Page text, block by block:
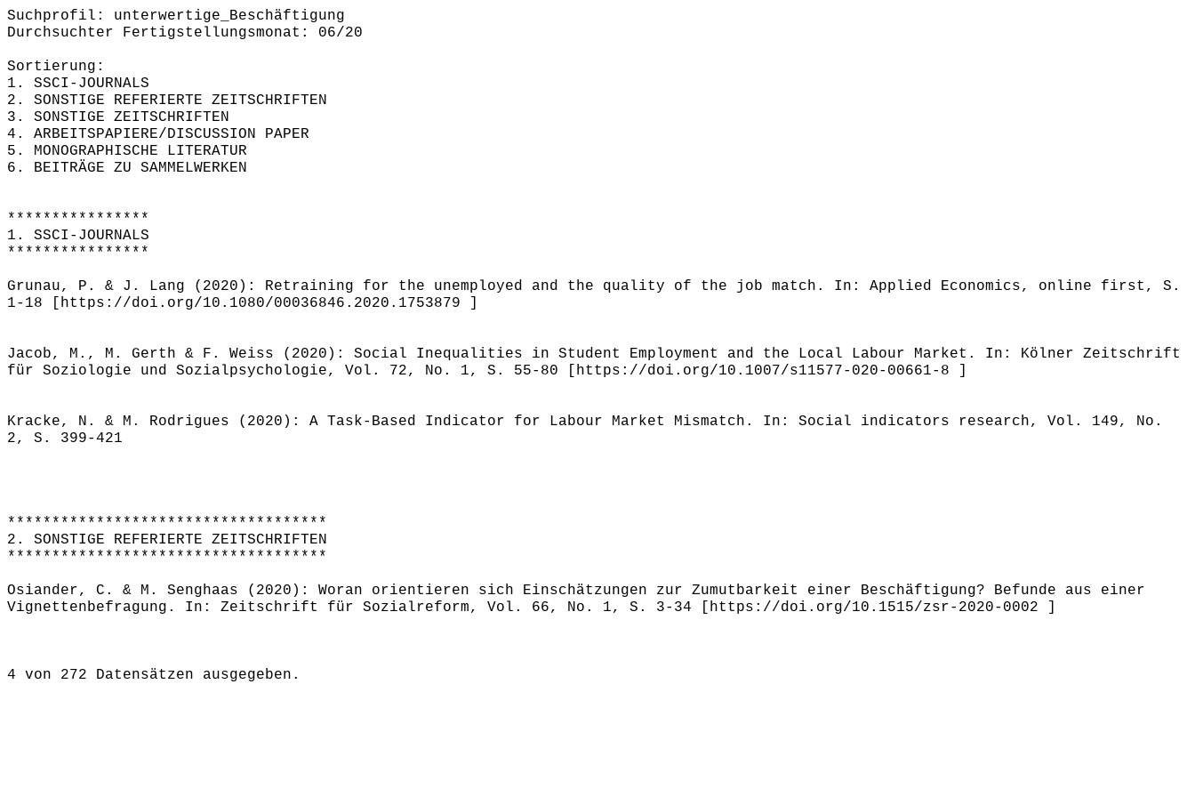
Suchprofil: unterwertige_Beschäftigung
Durchsuchter Fertigstellungsmonat: 06/20
Sortierung:
1. SSCI-JOURNALS
2. SONSTIGE REFERIERTE ZEITSCHRIFTEN
3. SONSTIGE ZEITSCHRIFTEN
4. ARBEITSPAPIERE/DISCUSSION PAPER
5. MONOGRAPHISCHE LITERATUR
6. BEITRÄGE ZU SAMMELWERKEN
****************
1. SSCI-JOURNALS
****************
Grunau, P. & J. Lang (2020): Retraining for the unemployed and the quality of the job match. In: Applied Economics, online first, S.
1-18 [https://doi.org/10.1080/00036846.2020.1753879 ]
Jacob, M., M. Gerth & F. Weiss (2020): Social Inequalities in Student Employment and the Local Labour Market. In: Kölner Zeitschrift
für Soziologie und Sozialpsychologie, Vol. 72, No. 1, S. 55-80 [https://doi.org/10.1007/s11577-020-00661-8 ]
Kracke, N. & M. Rodrigues (2020): A Task-Based Indicator for Labour Market Mismatch. In: Social indicators research, Vol. 149, No.
2, S. 399-421
************************************
2. SONSTIGE REFERIERTE ZEITSCHRIFTEN
************************************
Osiander, C. & M. Senghaas (2020): Woran orientieren sich Einschätzungen zur Zumutbarkeit einer Beschäftigung? Befunde aus einer
Vignettenbefragung. In: Zeitschrift für Sozialreform, Vol. 66, No. 1, S. 3-34 [https://doi.org/10.1515/zsr-2020-0002 ]
4 von 272 Datensätzen ausgegeben.